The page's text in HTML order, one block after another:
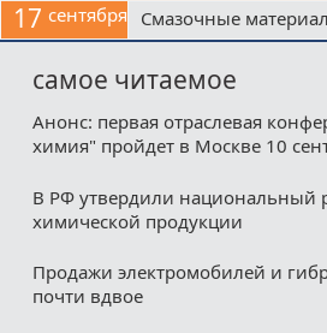
17 сентября Смазочные
самое читаемое
Анонс: первая отраслевая
химия" пройдет в Москве 10
В РФ утвердили национальный
химической продукции
Продажи электромобилей и
почти вдвое